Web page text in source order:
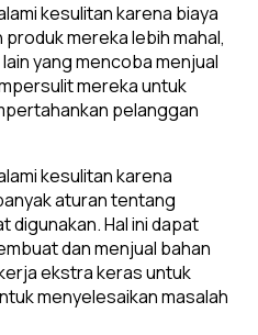
kesulitan karena biaya
mereka lebih mahal,
yang mencoba menjual
mereka untuk
pelanggan
kesulitan karena
aturan tentang
digunakan. Hal ini dapat
dan menjual bahan
ekstra keras untuk
menyelesaikan masalah